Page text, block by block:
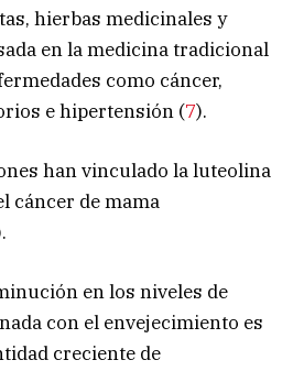
hierbas medicinales y
en la medicina tradicional
como cáncer,
e hipertensión (7).
han vinculado la luteolina
cáncer de mama
en los niveles de
con el envejecimiento es
creciente de